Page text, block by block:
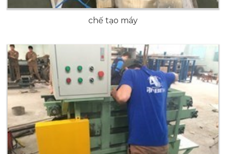
chế tạo máy